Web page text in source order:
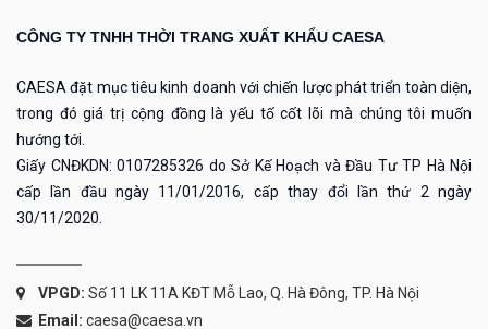
CÔNG TY TNHH THỜI TRANG XUẤT KHẨU CAESA
CAESA đặt mục tiêu kinh doanh với chiến lược phát triển toàn diện,
trong đó giá trị cộng đồng là yếu tố cốt lõi mà chúng tôi muốn
hướng tới.
Giấy CNĐKDN: 0107285326 do Sở Kế Hoạch và Đầu Tư TP Hà Nội
cấp lần đầu ngày 11/01/2016, cấp thay đổi lần thứ 2 ngày
30/11/2020.
VPGD: Số 11 LK 11A KĐT Mỗ Lao, Q. Hà Đông, TP. Hà Nội
Email: caesa@caesa.vn